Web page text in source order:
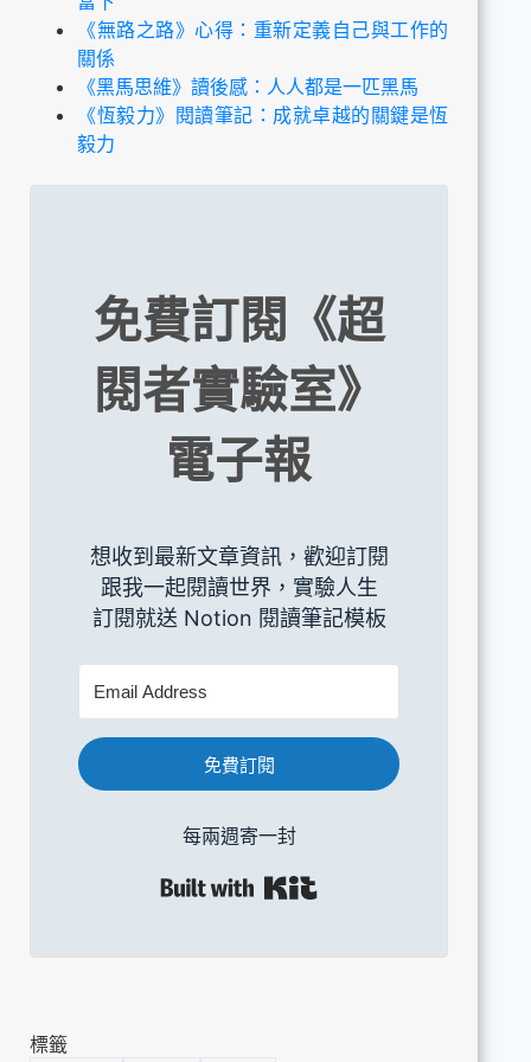
《無路之路》心得：重新定義自己與工作的
關係
《黑馬思維》讀後感：人人都是一匹黑馬
《恆毅力》閱讀筆記：成就卓越的關鍵是恆
毅力
免費訂閱《超
閱者實驗室》
電子報
想收到最新文章資訊，歡迎訂閱
跟我一起閱讀世界，實驗人生
訂閱就送 Notion 閱讀筆記模板
免費訂閱
每兩週寄一封
標籤